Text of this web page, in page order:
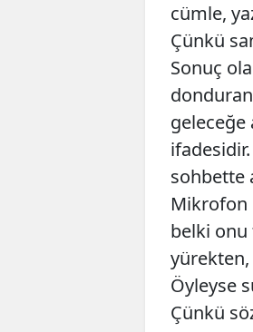
cümle,
Çünkü
Sonuç
geleceğe
sohbette
Mikrofon
belki onu
yürekten,
Öyleyse
Çünkü